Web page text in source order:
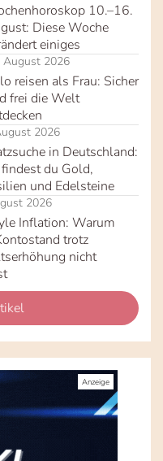
10.–16.
Diese Woche
einiges
August 2026
reisen als Frau: Sicher
frei die Welt
2026
in Deutschland:
du Gold,
und Edelsteine
2026
Inflation: Warum
trotz
nicht